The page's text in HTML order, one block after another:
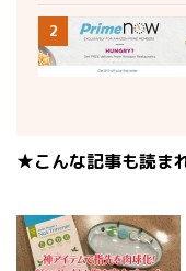
2
★こんな記事も読ま